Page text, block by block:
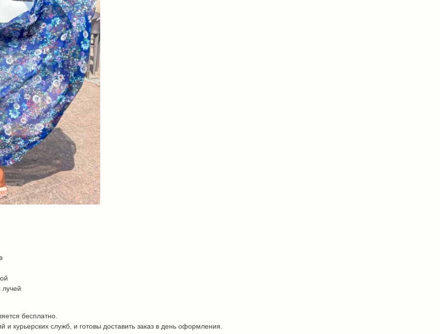
бесплатно.
курьерских служб, и готовы доставить заказ в день оформления.